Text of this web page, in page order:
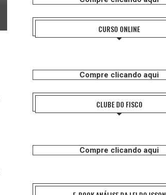
CURSO ONLINE
Compre clicando aqui
CLUBE DO FISCO
Compre clicando aqui